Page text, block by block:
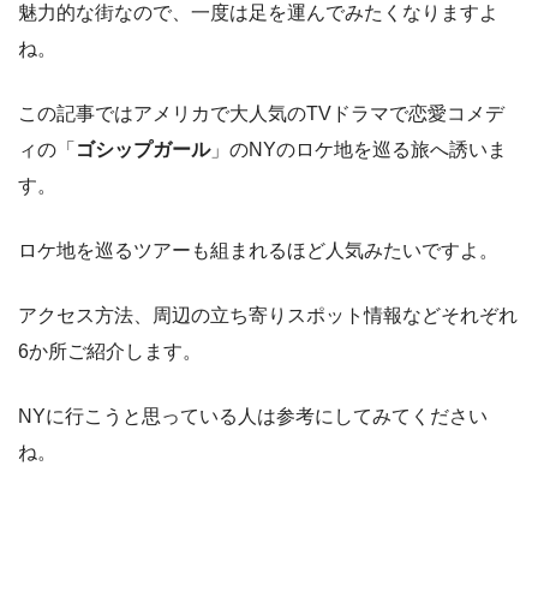
魅力的な街なので、一度は足を運んでみたくなりますよ
ね。
この記事ではアメリカで大人気のTVドラマで恋愛コメデ
ィの「 ゴシップガール」のNYのロケ地を巡る旅へ誘いま
す。
ロケ地を巡るツアーも組まれるほど人気みたいですよ。
アクセス方法、周辺の立ち寄りスポット情報などそれぞれ
6か所ご紹介します。
NYに行こうと思っている人は参考にしてみてください
ね。